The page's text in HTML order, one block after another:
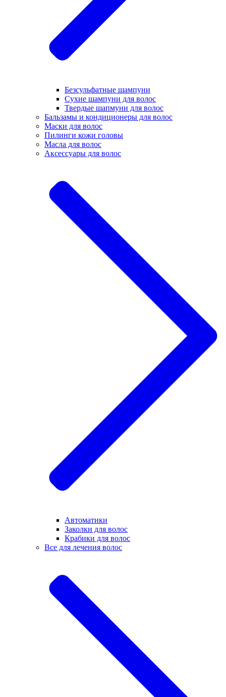
Безсульфатные шампуни
Сухие шампуни для волос
Твердые шапмуни для волос
Бальзамы и кондиционеры для волос
Маски для волос
Пилинги кожи головы
Масла для волос
Аксессуары для волос
Автоматики
Заколки для волос
Крабики для волос
Все для лечения волос